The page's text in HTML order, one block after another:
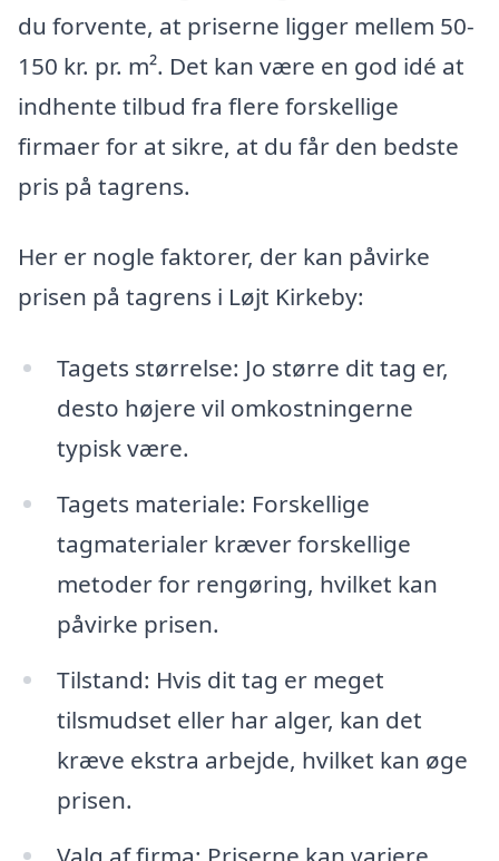
du forvente, at priserne ligger mellem 50-
150 kr. pr. m². Det kan være en god idé at
indhente tilbud fra flere forskellige
firmaer for at sikre, at du får den bedste
pris på tagrens.
Her er nogle faktorer, der kan påvirke
prisen på tagrens i Løjt Kirkeby:
Tagets størrelse: Jo større dit tag er,
desto højere vil omkostningerne
typisk være.
Tagets materiale: Forskellige
tagmaterialer kræver forskellige
metoder for rengøring, hvilket kan
påvirke prisen.
Tilstand: Hvis dit tag er meget
tilsmudset eller har alger, kan det
kræve ekstra arbejde, hvilket kan øge
prisen.